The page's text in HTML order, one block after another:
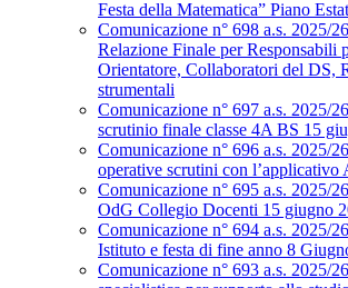
Festa della Matematica” Piano
Comunicazione n° 698 a.s. 2025/
Relazione Finale per Responsabili
Orientatore, Collaboratori del DS,
strumentali
Comunicazione n° 697 a.s. 2025/
scrutinio finale classe 4A BS 15
Comunicazione n° 696 a.s. 2025/
operative scrutini con l’applicativo
Comunicazione n° 695 a.s. 2025/
OdG Collegio Docenti 15 giugno
Comunicazione n° 694 a.s. 2025/
Istituto e festa di fine anno 8
Comunicazione n° 693 a.s. 2025/